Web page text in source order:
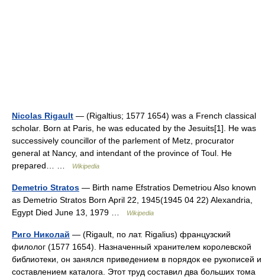
Nicolas Rigault — (Rigaltius; 1577 1654) was a French classical
scholar. Born at Paris, he was educated by the Jesuits[1]. He was
successively councillor of the parlement of Metz, procurator
general at Nancy, and intendant of the province of Toul. He
prepared… …
Wikipedia
Demetrio Stratos — Birth name Efstratios Demetriou Also known
as Demetrio Stratos Born April 22, 1945(1945 04 22) Alexandria,
Egypt Died June 13, 1979 …
Wikipedia
Риго Николай — (Rigault, по лат. Rigalius) французский
филолог (1577 1654). Назначенный хранителем королевской
библиотеки, он занялся приведением в порядок ее рукописей и
составлением каталога. Этот труд составил два больших тома